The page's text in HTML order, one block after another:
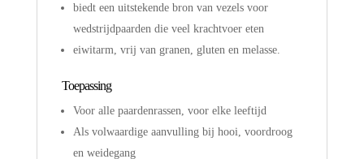
biedt een uitstekende bron van vezels voor
wedstrijdpaarden die veel krachtvoer eten
eiwitarm, vrij van granen, gluten en melasse.
Toepassing
Voor alle paardenrassen, voor elke leeftijd
Als volwaardige aanvulling bij hooi, voordroog
en weidegang